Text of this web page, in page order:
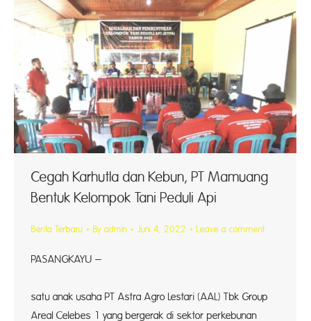
Cegah Karhutla dan Kebun, PT Mamuang
Bentuk Kelompok Tani Peduli Api
Berita Terbaru By admin Juni 4, 2022 Leave a comment
PASANGKAYU –
satu anak usaha PT Astra Agro Lestari (AAL) Tbk Group
Areal Celebes 1 yang bergerak di sektor perkebunan